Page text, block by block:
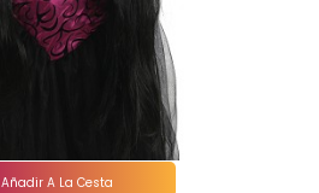
Añadir A La Cesta